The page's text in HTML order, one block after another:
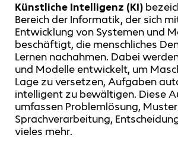
Künstliche Intelligenz (KI)
Bereich der Informatik, der sich
Entwicklung von Systemen und
beschäftigt, die menschliches
Lernen nachahmen. Dabei
und Modelle entwickelt, um
Lage zu versetzen, Aufgaben
intelligent zu bewältigen. Diese
umfassen Problemlösung,
Sprachverarbeitung,
vieles mehr.